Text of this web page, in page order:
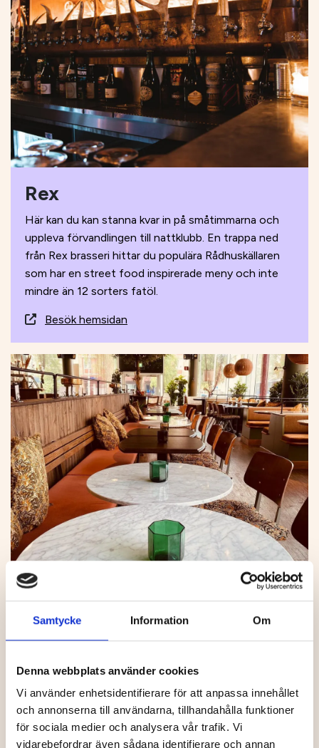
Samtycke Information Om
Denna webbplats använder cookies
Vi använder enhetsidentifierare för att anpassa innehållet
och annonserna till användarna, tillhandahålla funktioner
för sociala medier och analysera vår trafik. Vi
vidarebefordrar även sådana identifierare och annan
Rex
Här kan du kan stanna kvar in på småtimmarna och
uppleva förvandlingen till nattklubb. En trappa ned
från Rex brasseri hittar du populära Rådhuskällaren
som har en street food inspirerade meny och inte
mindre än 12 sorters fatöl.
Besök hemsidan
Guilty Pleasure
Här snackar vi gott käk utan regler. Färgglada drinkar
vibrerande miljö.
Besök hemsidan